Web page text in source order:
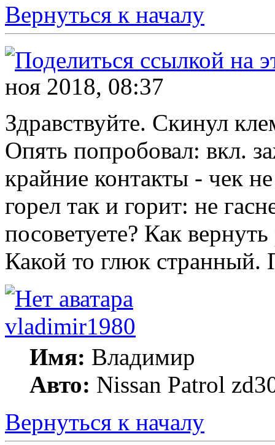
Вернуться к началу
ноя 2018, 08:37
Здравствуйте. Скинул
Опять попробовал: вкл.
крайние контакты - чек
горел так и горит: не
посоветуете? Как
Какой то глюк странный.
vladimir1980
Имя: Владимир
Авто: Nissan Patrol
Вернуться к началу